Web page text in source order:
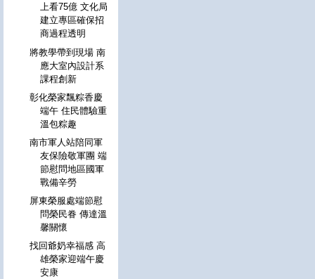
上看75億 文化局
建立專區確保招
商過程透明
將教學帶到現場 南
應大室內設計系
課程創新
彰化榮家飄粽香慶
端午 住民體驗重
溫包粽趣
南市軍人站陪同軍
友保險敬軍團 端
節慰問地區國軍
戰備辛勞
屏東榮服處端節慰
問榮民眷 傳達溫
馨關懷
找回爺奶幸福感 高
雄榮家迎端午慶
安康